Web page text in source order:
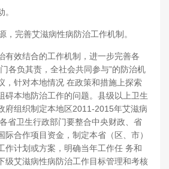
，完善艾滋病性病防治工作机制。
有效结合的工作机制，进一步完善各
各负其责，全社会共同参与”的防治机
，针对本地情况 在政策和措施上探索
碍本地防治工作的问题。县级以上卫生
府组织制定本地区2011-2015年艾滋病
省卫生行政部门要整合中央财政、省
际合作项目资金，制定本省（区、市）
作计划或方案，明确当年工作任 务和
级艾滋病性病防治工作目标管理和考核